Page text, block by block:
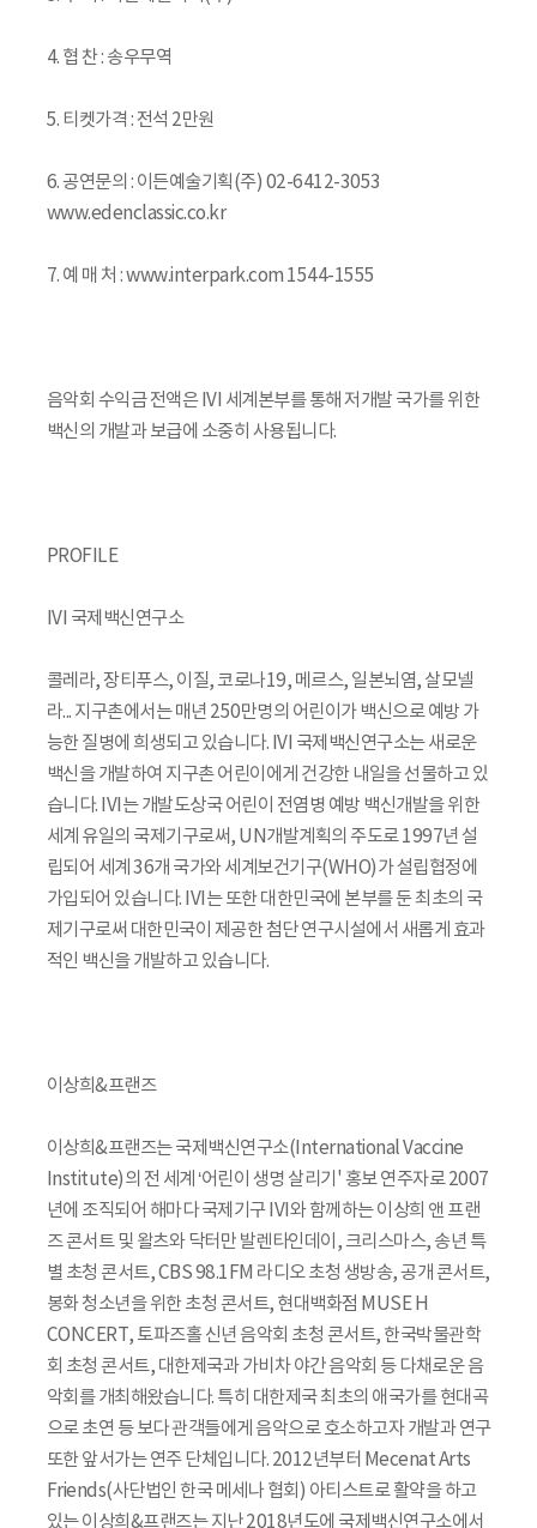
4. 협 찬 : 송우무역
5. 티켓가격 : 전석 2만원
6. 공연문의 : 이든예술기획(주) 02-6412-3053
www.edenclassic.co.kr
7. 예 매 처 : www.interpark.com 1544-1555
음악회 수익금 전액은 IVI 세계본부를 통해 저개발 국가를 위한
백신의 개발과 보급에 소중히 사용됩니다.
PROFILE
IVI 국제백신연구소
콜레라, 장티푸스, 이질, 코로나19, 메르스, 일본뇌염, 살모넬
라... 지구촌에서는 매년 250만명의 어린이가 백신으로 예방 가
능한 질병에 희생되고 있습니다. IVI 국제백신연구소는 새로운
백신을 개발하여 지구촌 어린이에게 건강한 내일을 선물하고 있
습니다. IVI는 개발도상국 어린이 전염병 예방 백신개발을 위한
세계 유일의 국제기구로써, UN개발계획의 주도로 1997년 설
립되어 세계 36개 국가와 세계보건기구(WHO)가 설립협정에
가입되어 있습니다. IVI는 또한 대한민국에 본부를 둔 최초의 국
제기구로써 대한민국이 제공한 첨단 연구시설에서 새롭게 효과
적인 백신을 개발하고 있습니다.
이상희&프랜즈
이상희&프랜즈는 국제백신연구소(International Vaccine
Institute)의 전 세계 ‘어린이 생명 살리기' 홍보 연주자로 2007
년에 조직되어 해마다 국제기구 IVI와 함께하는 이상희 앤 프랜
즈 콘서트 및 왈츠와 닥터만 발렌타인데이, 크리스마스, 송년 특
별 초청 콘서트, CBS 98.1FM 라디오 초청 생방송, 공개 콘서트,
봉화 청소년을 위한 초청 콘서트, 현대백화점 MUSE H
CONCERT, 토파즈홀 신년 음악회 초청 콘서트, 한국박물관학
회 초청 콘서트, 대한제국과 가비차 야간 음악회 등 다채로운 음
악회를 개최해왔습니다. 특히 대한제국 최초의 애국가를 현대곡
으로 초연 등 보다 관객들에게 음악으로 호소하고자 개발과 연구
또한 앞서가는 연주 단체입니다. 2012년부터 Mecenat Arts
Friends(사단법인 한국 메세나 협회) 아티스트로 활약을 하고
있는 이상희&프랜즈는 지난 2018년도에 국제백신연구소에서